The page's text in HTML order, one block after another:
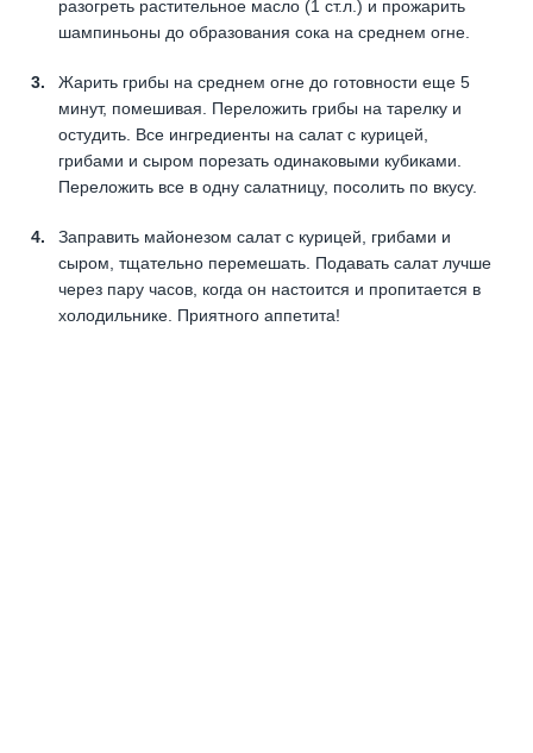
разогреть растительное масло (1 ст.л.) и прожарить
шампиньоны до образования сока на среднем огне.
Жарить грибы на среднем огне до готовности еще 5
минут, помешивая. Переложить грибы на тарелку и
остудить. Все ингредиенты на салат с курицей,
грибами и сыром порезать одинаковыми кубиками.
Переложить все в одну салатницу, посолить по вкусу.
Заправить майонезом салат с курицей, грибами и
сыром, тщательно перемешать. Подавать салат лучше
через пару часов, когда он настоится и пропитается в
холодильнике. Приятного аппетита!